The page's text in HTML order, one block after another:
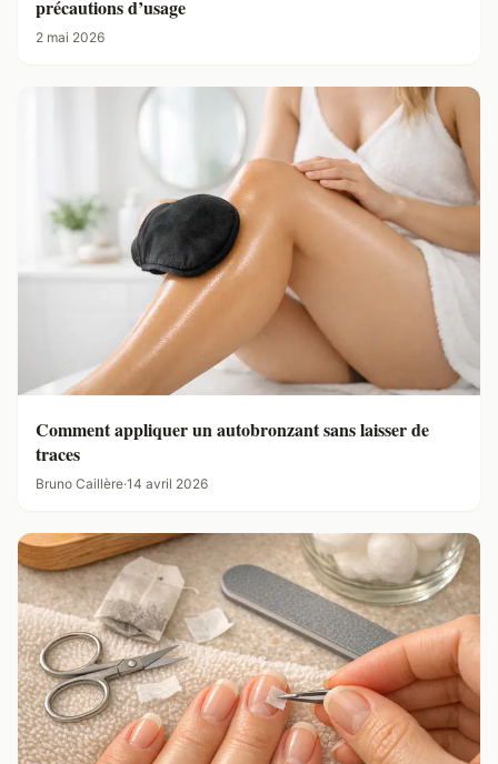
précautions d’usage
2 mai 2026
Comment appliquer un autobronzant sans laisser de
traces
Bruno Caillère·14 avril 2026